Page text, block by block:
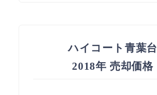
ハイコート青葉台
2018年 売却価格